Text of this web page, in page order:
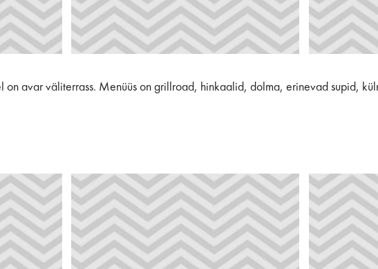
on avar väliterrass. Menüüs on grillroad, hinkaalid, dolma, erinevad supid,